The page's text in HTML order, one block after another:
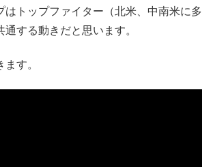
はトップファイター（北米、中南米に多
する動きだと思います。
す。